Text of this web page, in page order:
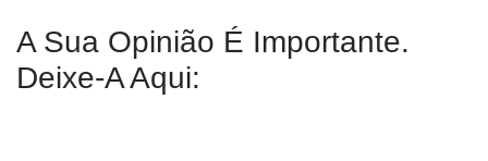
A Sua Opinião É Importante.
Deixe-A Aqui: